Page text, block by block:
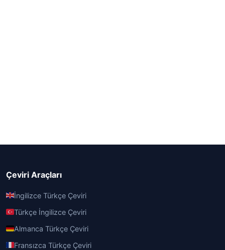
Çeviri Araçları
İngilizce Türkçe Çeviri
Türkçe İngilizce Çeviri
Almanca Türkçe Çeviri
Fransızca Türkçe Çeviri